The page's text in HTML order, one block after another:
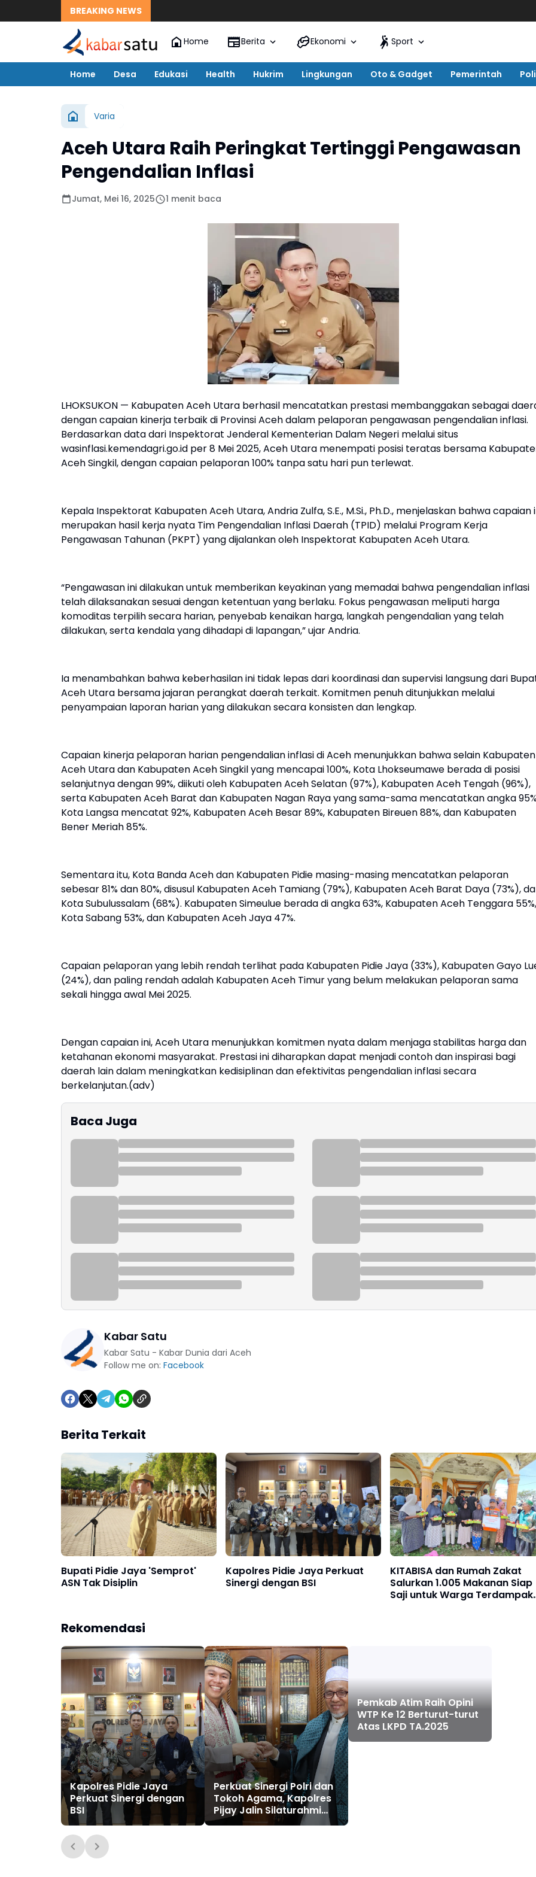
BREAKING NEWS
Home Berita Ekonomi Sport
Home Desa Edukasi Health Hukrim Lingkungan Oto & Gadget Pemerintah
Varia
Aceh Utara Raih Peringkat Tertinggi Pengawasan
Pengendalian Inflasi
Jumat, Mei 16, 2025 1 menit baca
LHOKSUKON — Kabupaten Aceh Utara berhasil mencatatkan prestasi membanggakan sebagai
dengan capaian kinerja terbaik di Provinsi Aceh dalam pelaporan pengawasan pengendalian inflasi.
Berdasarkan data dari Inspektorat Jenderal Kementerian Dalam Negeri melalui situs
wasinflasi.kemendagri.go.id per 8 Mei 2025, Aceh Utara menempati posisi teratas bersama
Aceh Singkil, dengan capaian pelaporan 100% tanpa satu hari pun terlewat.
Kepala Inspektorat Kabupaten Aceh Utara, Andria Zulfa, S.E., M.Si., Ph.D., menjelaskan bahwa capaian
merupakan hasil kerja nyata Tim Pengendalian Inflasi Daerah (TPID) melalui Program Kerja
Pengawasan Tahunan (PKPT) yang dijalankan oleh Inspektorat Kabupaten Aceh Utara.
“Pengawasan ini dilakukan untuk memberikan keyakinan yang memadai bahwa pengendalian inflasi
telah dilaksanakan sesuai dengan ketentuan yang berlaku. Fokus pengawasan meliputi harga
komoditas terpilih secara harian, penyebab kenaikan harga, langkah pengendalian yang telah
dilakukan, serta kendala yang dihadapi di lapangan,” ujar Andria.
Ia menambahkan bahwa keberhasilan ini tidak lepas dari koordinasi dan supervisi langsung dari
Aceh Utara bersama jajaran perangkat daerah terkait. Komitmen penuh ditunjukkan melalui
penyampaian laporan harian yang dilakukan secara konsisten dan lengkap.
Capaian kinerja pelaporan harian pengendalian inflasi di Aceh menunjukkan bahwa selain Kabupaten
Aceh Utara dan Kabupaten Aceh Singkil yang mencapai 100%, Kota Lhokseumawe berada di posisi
selanjutnya dengan 99%, diikuti oleh Kabupaten Aceh Selatan (97%), Kabupaten Aceh Tengah (96%),
serta Kabupaten Aceh Barat dan Kabupaten Nagan Raya yang sama-sama mencatatkan angka
Kota Langsa mencatat 92%, Kabupaten Aceh Besar 89%, Kabupaten Bireuen 88%, dan Kabupaten
Bener Meriah 85%.
Sementara itu, Kota Banda Aceh dan Kabupaten Pidie masing-masing mencatatkan pelaporan
sebesar 81% dan 80%, disusul Kabupaten Aceh Tamiang (79%), Kabupaten Aceh Barat Daya (73%),
Kota Subulussalam (68%). Kabupaten Simeulue berada di angka 63%, Kabupaten Aceh Tenggara 55%,
Kota Sabang 53%, dan Kabupaten Aceh Jaya 47%.
Capaian pelaporan yang lebih rendah terlihat pada Kabupaten Pidie Jaya (33%), Kabupaten Gayo
(24%), dan paling rendah adalah Kabupaten Aceh Timur yang belum melakukan pelaporan sama
sekali hingga awal Mei 2025.
Dengan capaian ini, Aceh Utara menunjukkan komitmen nyata dalam menjaga stabilitas harga dan
ketahanan ekonomi masyarakat. Prestasi ini diharapkan dapat menjadi contoh dan inspirasi bagi
daerah lain dalam meningkatkan kedisiplinan dan efektivitas pengendalian inflasi secara
berkelanjutan.(adv)
Baca Juga
Kabar Satu
Kabar Satu - Kabar Dunia dari Aceh
Follow me on: Facebook
Berita Terkait
Bupati Pidie Jaya 'Semprot'
ASN Tak Disiplin
Kapolres Pidie Jaya Perkuat
Sinergi dengan BSI
KITABISA dan Rumah Zakat
Salurkan 1.005 Makanan Siap
Saji untuk Warga Terdampak
Rekomendasi
Kapolres Pidie Jaya
Perkuat Sinergi dengan
BSI
Perkuat Sinergi Polri dan
Tokoh Agama, Kapolres
Pijay Jalin Silaturahmi
dengan Ulama
Pemkab Atim Raih Opini
WTP Ke 12 Berturut-turut
Atas LKPD TA.2025